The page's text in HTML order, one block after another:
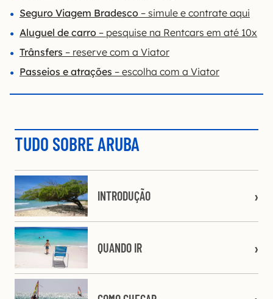
Seguro Viagem Bradesco – simule e contrate aqui
Aluguel de carro – pesquise na Rentcars em até 10x
Trânsfers – reserve com a Viator
Passeios e atrações – escolha com a Viator
TUDO SOBRE ARUBA
INTRODUÇÃO
QUANDO IR